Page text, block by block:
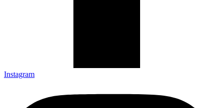
Instagram